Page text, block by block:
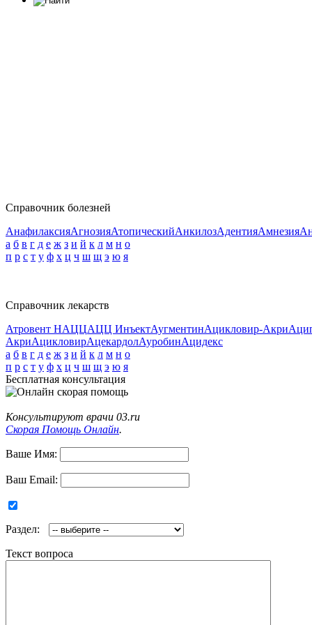
Справочник болезней
АнафилаксияАгнозияАтопическийАнкилозАдентияАмнезия
а б в г д е ж з и й к л м н о
п р с т у ф х ц ч ш щ э ю я
Справочник лекарств
Атровент НАЦЦАЦЦ ИнъектАугментинАцикловир-Акри
АкриАцикловирАцекардолАуробинАцидекс
а б в г д е ж з и й к л м н о
п р с т у ф х ц ч ш щ э ю я
Бесплатная консультация
Консультируют врачи 03.ru
Скорая Помощь Онлайн.
Ваше Имя:
Ваш Email:
Раздел:
Текст вопроса